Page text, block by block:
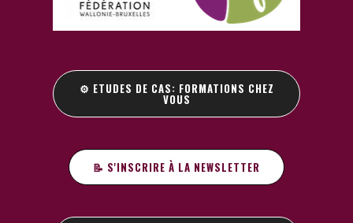
⚙️ ETUDES DE CAS: FORMATIONS CHEZ
VOUS
📝 S'INSCRIRE À LA NEWSLETTER